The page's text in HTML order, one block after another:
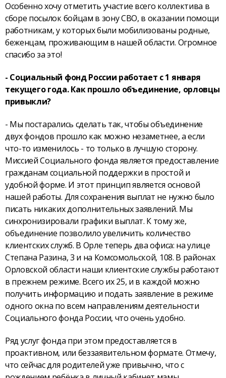
Особенно хочу отметить участие всего коллектива в
сборе посылок бойцам в зону СВО, в оказании помощи
работникам, у которых были мобилизованы родные,
беженцам, проживающим в нашей области. Огромное
спасибо за это!
- Социальный фонд России работает с 1 января
текущего года. Как прошло объединение, орловцы
привыкли?
- Мы постарались сделать так, чтобы объединение
двух фондов прошло как можно незаметнее, а если
что-то изменилось - то только в лучшую сторону.
Миссией Социального фонда является предоставление
гражданам социальной поддержки в простой и
удобной форме. И этот принцип является основой
нашей работы. Для сохранения выплат не нужно было
писать никаких дополнительных заявлений. Мы
синхронизировали графики выплат. К тому же,
объединение позволило увеличить количество
клиентских служб. В Орле теперь два офиса: на улице
Степана Разина, 3 и на Комсомольской, 108. В районах
Орловской области наши клиентские службы работают
в прежнем режиме. Всего их 25, и в каждой можно
получить информацию и подать заявление в режиме
одного окна по всем направлениям деятельности
Социального фонда России, что очень удобно.
Ряд услуг фонда при этом предоставляется в
проактивном, или беззаявительном формате. Отмечу,
что сейчас для родителей уже привычно, что с